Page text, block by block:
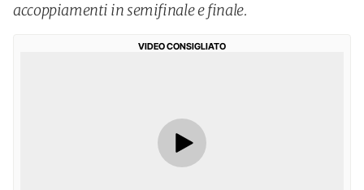
accoppiamenti in semifinale e finale.
VIDEO CONSIGLIATO